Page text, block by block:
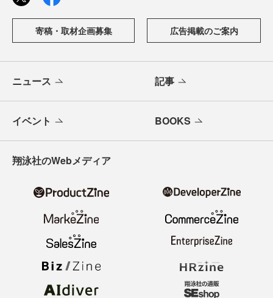
寄稿・取材企画募集 広告掲載のご案内
ニュース 記事
イベント BOOKS
翔泳社のWebメディア